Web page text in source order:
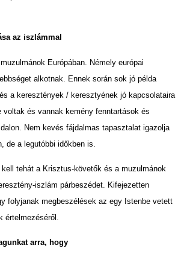
az iszlámmal
Európában. Némely európai
alkotnak. Ennek során sok jó példa
a keresztények / keresztyének jó kapcsolataira
voltak és vannak kemény fenntartások és
Nem kevés fájdalmas tapasztalat igazolja
de a legutóbbi időkben is.
tehát a Krisztus-követők és a muzulmánok
iszlám párbeszédet. Kifejezetten
folyjanak megbeszélések az egy Istenbe vetett
értelmezéséről.
arra, hogy